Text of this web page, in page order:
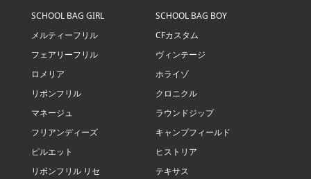
SCHOOL BAG GIRL
メルティーフリル
フェアリーフリル
ロメリア
リボンフリル
マネージュ
フリアンディーズ
ピルエット
リボンフリル リセ
SCHOOL BAG BOY
CFカスタム
ヴィンテージ
ホライゾ
クロニクル
ラウンドジップ
キャンプフィールド
ヒストリア
テキサス